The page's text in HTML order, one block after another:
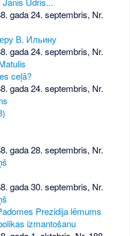
gada 24. septembris, Nr.
В. Ильину
gada 24. septembris, Nr.
ceļā?
gada 24. septembris, Nr.
gada 28. septembris, Nr.
gada 30. septembris, Nr.
Prezidija lēmums
izmantošanu